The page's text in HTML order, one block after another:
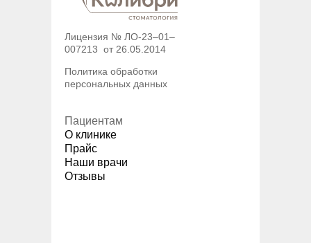
Лицензия № ЛО-23–01–
007213 от 26.05.2014
Пациентам
О клинике
Прайс
Наши врачи
Отзывы
Политика обработки
персональных данных